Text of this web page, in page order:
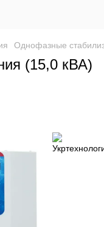
Однофазные
(15,0 кВА)